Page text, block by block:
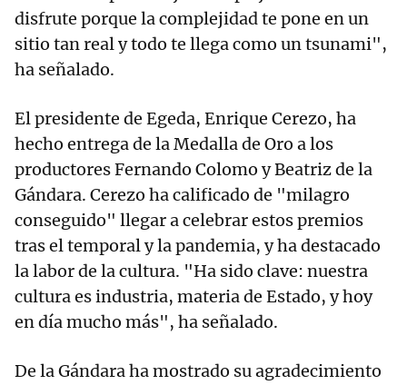
disfrute porque la complejidad te pone en un
sitio tan real y todo te llega como un tsunami",
ha señalado.
El presidente de Egeda, Enrique Cerezo, ha
hecho entrega de la Medalla de Oro a los
productores Fernando Colomo y Beatriz de la
Gándara. Cerezo ha calificado de "milagro
conseguido" llegar a celebrar estos premios
tras el temporal y la pandemia, y ha destacado
la labor de la cultura. "Ha sido clave: nuestra
cultura es industria, materia de Estado, y hoy
en día mucho más", ha señalado.
De la Gándara ha mostrado su agradecimiento